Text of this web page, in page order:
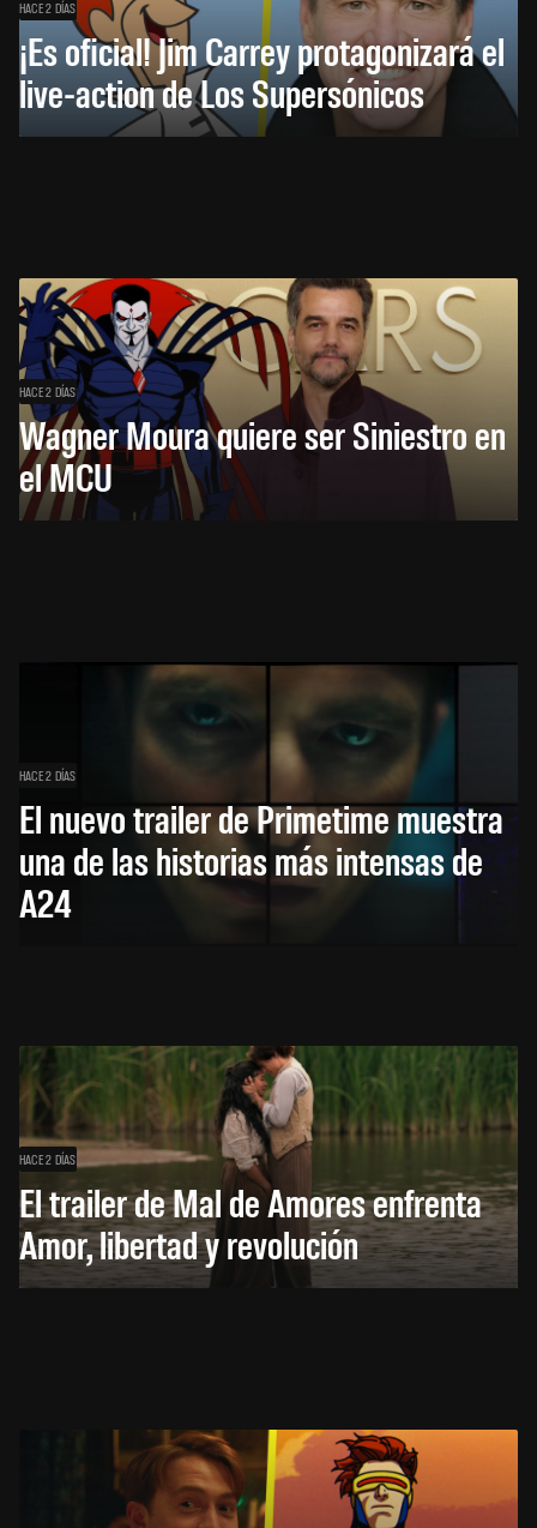
HACE 2 DÍAS
¡Es oficial! Jim Carrey protagonizará el
live-action de Los Supersónicos
HACE 2 DÍAS
Wagner Moura quiere ser Siniestro en
el MCU
HACE 2 DÍAS
El nuevo trailer de Primetime muestra
una de las historias más intensas de
A24
HACE 2 DÍAS
El trailer de Mal de Amores enfrenta
Amor, libertad y revolución